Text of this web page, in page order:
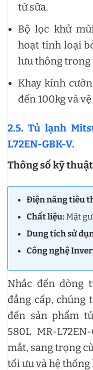
từ sữa.
Bộ lọc khử
hoạt tính loại
lưu thông trong
Khay kính
đến 100kg và
2.5. Tủ lạnh
L72EN-GBK-V.
Thông số kỹ
Điện năng tiêu
Chất liệu:Mặt
Dung tích sử
Công nghệ
Nhắc đến dòng
đẳng cấp, chúng
đến sản phẩm
580L MR-
mắt, sang trọng
tối ưu và hệ